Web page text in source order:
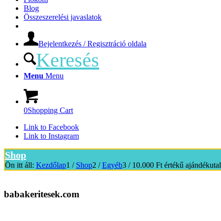
Blog
Összeszerelési javaslatok
Bejelentkezés / Regisztráció oldala
Keresés
Menu Menu
0Shopping Cart
Link to Facebook
Link to Instagram
Shop
Ön itt áll: Kezdőlap1 / Shop2 / Egyéb3 / 10.000 Ft értékű
babakeritesek.com